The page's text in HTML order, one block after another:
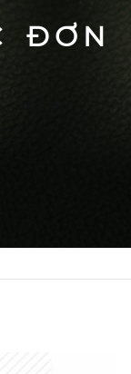
ĐƠN